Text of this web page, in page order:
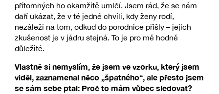
přítomných ho okamžitě umlčí. Jsem rád, že se nám
daří ukázat, že v té jedné chvíli, kdy ženy rodí,
nezáleží na tom, odkud do porodnice přišly – jejich
zkušenost je v jádru stejná. To je pro mě hodně
důležité.
Vlastně si nemyslím, že jsem ve vzorku, který jsem
viděl, zaznamenal něco „špatného“, ale přesto jsem
se sám sebe ptal: Proč to mám vůbec sledovat?